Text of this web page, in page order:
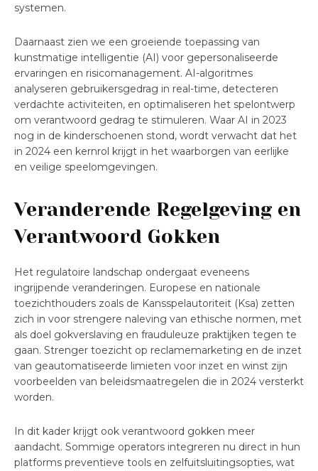
systemen.
Daarnaast zien we een groeiende toepassing van
kunstmatige intelligentie (AI) voor gepersonaliseerde
ervaringen en risicomanagement. AI-algoritmes
analyseren gebruikersgedrag in real-time, detecteren
verdachte activiteiten, en optimaliseren het spelontwerp
om verantwoord gedrag te stimuleren. Waar AI in 2023
nog in de kinderschoenen stond, wordt verwacht dat het
in 2024 een kernrol krijgt in het waarborgen van eerlijke
en veilige speelomgevingen.
Veranderende Regelgeving en
Verantwoord Gokken
Het regulatoire landschap ondergaat eveneens
ingrijpende veranderingen. Europese en nationale
toezichthouders zoals de Kansspelautoriteit (Ksa) zetten
zich in voor strengere naleving van ethische normen, met
als doel gokverslaving en frauduleuze praktijken tegen te
gaan. Strenger toezicht op reclamemarketing en de inzet
van geautomatiseerde limieten voor inzet en winst zijn
voorbeelden van beleidsmaatregelen die in 2024 versterkt
worden.
In dit kader krijgt ook verantwoord gokken meer
aandacht. Sommige operators integreren nu direct in hun
platforms preventieve tools en zelfuitsluitingsopties, wat